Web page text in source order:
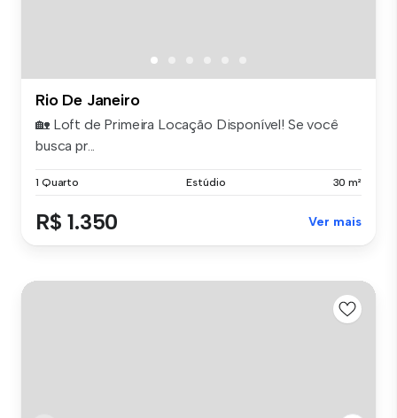
Rio De Janeiro
🏡 Loft de Primeira Locação Disponível! Se você
busca pr...
1 Quarto Estúdio 30 m²
R$ 1.350 Ver mais